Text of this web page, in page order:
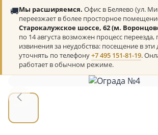
🚚Мы расширяемся. Офис в Беляево (ул.
переезжает в более просторное
Старокалужское шоссе, 62 (м.
по 14 августа возможен процесс
извинения за неудобства: посещение в
уточнять по телефону+7 495 151-81-19.
работает в обычном режиме.